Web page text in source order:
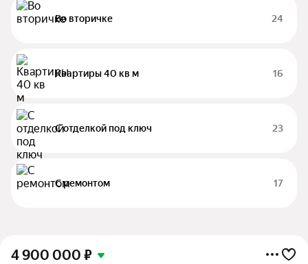
Во вторичке 24
Квартиры 40 кв м 16
С отделкой под ключ 23
С ремонтом 17
4 900 000 ₽